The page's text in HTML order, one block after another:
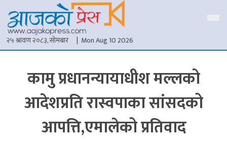
२५ श्रावण २०८३, सोमबार | Mon Aug 10 2026
कामु प्रधानन्यायाधीश मल्लको
आदेशप्रति रास्वपाका सांसदको
आपत्ति,एमालेको प्रतिवाद